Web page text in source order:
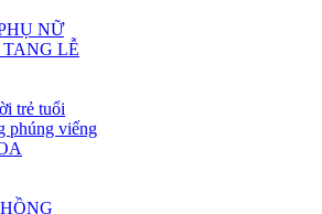
NỮ
LỄ
trẻ tuổi
phúng viếng